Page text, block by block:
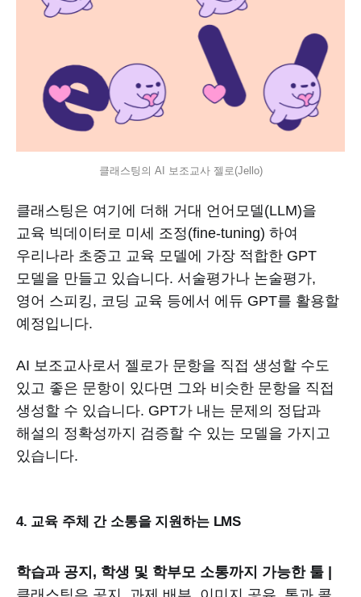
클래스팅의 AI 보조교사 젤로(Jello)
클래스팅은 여기에 더해 거대 언어모델(LLM)을
교육 빅데이터로 미세 조정(fine-tuning) 하여
우리나라 초중고 교육 모델에 가장 적합한 GPT
모델을 만들고 있습니다. 서술평가나 논술평가,
영어 스피킹, 코딩 교육 등에서 에듀 GPT를 활용할
예정입니다.
AI 보조교사로서 젤로가 문항을 직접 생성할 수도
있고 좋은 문항이 있다면 그와 비슷한 문항을 직접
생성할 수 있습니다. GPT가 내는 문제의 정답과
해설의 정확성까지 검증할 수 있는 모델을 가지고
있습니다.
4. 교육 주체 간 소통을 지원하는 LMS
학습과 공지, 학생 및 학부모 소통까지 가능한 툴 |